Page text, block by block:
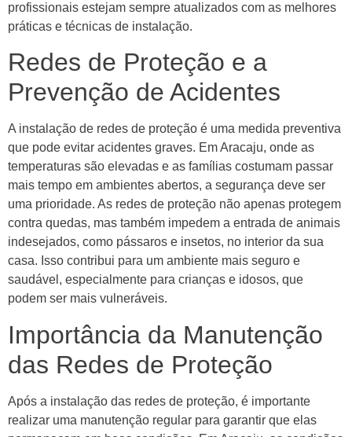
profissionais estejam sempre atualizados com as melhores
práticas e técnicas de instalação.
Redes de Proteção e a
Prevenção de Acidentes
A instalação de redes de proteção é uma medida preventiva
que pode evitar acidentes graves. Em Aracaju, onde as
temperaturas são elevadas e as famílias costumam passar
mais tempo em ambientes abertos, a segurança deve ser
uma prioridade. As redes de proteção não apenas protegem
contra quedas, mas também impedem a entrada de animais
indesejados, como pássaros e insetos, no interior da sua
casa. Isso contribui para um ambiente mais seguro e
saudável, especialmente para crianças e idosos, que
podem ser mais vulneráveis.
Importância da Manutenção
das Redes de Proteção
Após a instalação das redes de proteção, é importante
realizar uma manutenção regular para garantir que elas